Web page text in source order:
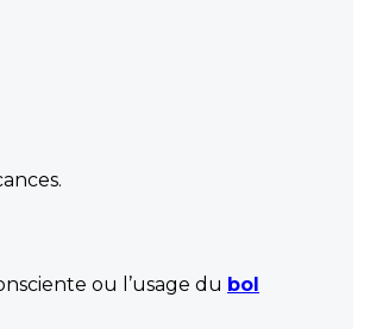
ou l’usage du bol